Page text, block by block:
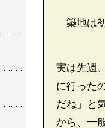
築地は
実は先週
に行った
だね」と
から、一